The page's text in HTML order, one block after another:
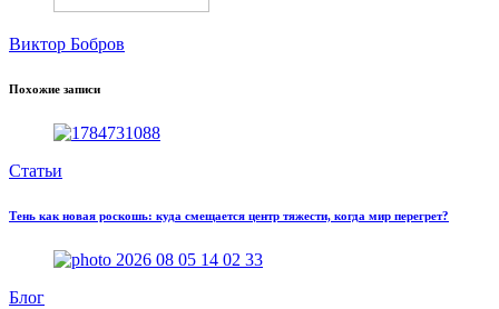
Виктор Бобров
Похожие записи
Статьи
Тень как новая роскошь: куда смещается центр тяжести, когда мир перегрет?
Блог